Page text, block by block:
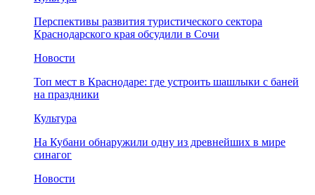
Перспективы развития туристического сектора
Краснодарского края обсудили в Сочи
Новости
Топ мест в Краснодаре: где устроить шашлыки с баней
на праздники
Культура
На Кубани обнаружили одну из древнейших в мире
синагог
Новости